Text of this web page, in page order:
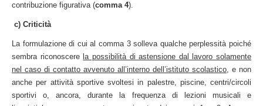
contribuzione figurativa (comma 4).
c) Criticità
La formulazione di cui al comma 3 solleva qualche perplessità poiché
sembra riconoscere la possibilità di astensione dal lavoro solamente
nel caso di contatto avvenuto all’interno dell’istituto scolastico, e non
anche per attività sportive svoltesi in palestre, piscine, centri/circoli
sportivi o, ancora, durante la frequenza di lezioni musicali e